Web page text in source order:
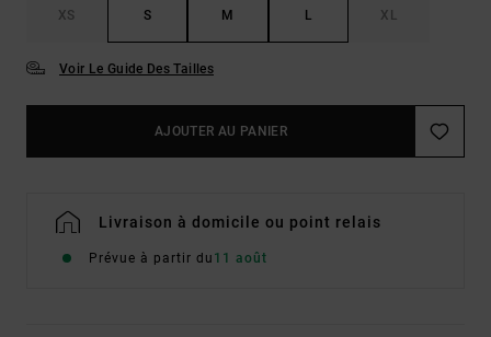
XS S M L XL
Voir Le Guide Des Tailles
AJOUTER AU PANIER
Livraison à domicile ou point relais
Prévue à partir du 11 août